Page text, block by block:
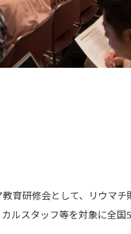
育研修会として、リウマ
ルスタッフ等を対象に全